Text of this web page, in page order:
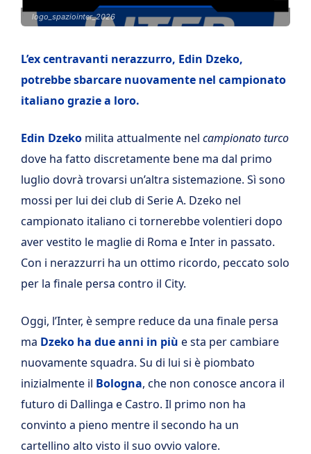
logo_spaziointer_2026
L’ex centravanti nerazzurro, Edin Dzeko,
potrebbe sbarcare nuovamente nel campionato
italiano grazie a loro.
Edin Dzeko milita attualmente nel campionato turco
dove ha fatto discretamente bene ma dal primo
luglio dovrà trovarsi un’altra sistemazione. Sì sono
mossi per lui dei club di Serie A. Dzeko nel
campionato italiano ci tornerebbe volentieri dopo
aver vestito le maglie di Roma e Inter in passato.
Con i nerazzurri ha un ottimo ricordo, peccato solo
per la finale persa contro il City.
Oggi, l’Inter, è sempre reduce da una finale persa
ma Dzeko ha due anni in più e sta per cambiare
nuovamente squadra. Su di lui si è piombato
inizialmente il Bologna, che non conosce ancora il
futuro di Dallinga e Castro. Il primo non ha
convinto a pieno mentre il secondo ha un
cartellino alto visto il suo ovvio valore.